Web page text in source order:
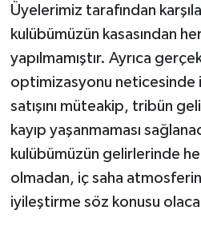
Üyelerimiz tarafından
kulübümüzün kasasından
yapılmamıştır. Ayrıca
optimizasyonu neticesinde
satışını müteakip, tribün
kayıp yaşanmaması
kulübümüzün gelirlerinde
olmadan, iç saha
iyileştirme söz konusu